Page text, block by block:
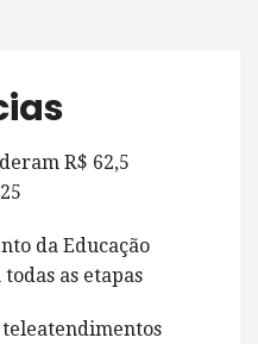
R$ 62,5
da Educação
as etapas